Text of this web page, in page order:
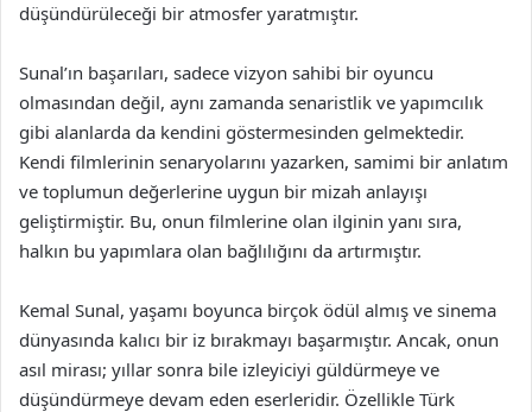
düşündürüleceği bir atmosfer yaratmıştır.
Sunal’ın başarıları, sadece vizyon sahibi bir oyuncu
olmasından değil, aynı zamanda senaristlik ve yapımcılık
gibi alanlarda da kendini göstermesinden gelmektedir.
Kendi filmlerinin senaryolarını yazarken, samimi bir anlatım
ve toplumun değerlerine uygun bir mizah anlayışı
geliştirmiştir. Bu, onun filmlerine olan ilginin yanı sıra,
halkın bu yapımlara olan bağlılığını da artırmıştır.
Kemal Sunal, yaşamı boyunca birçok ödül almış ve sinema
dünyasında kalıcı bir iz bırakmayı başarmıştır. Ancak, onun
asıl mirası; yıllar sonra bile izleyiciyi güldürmeye ve
düşündürmeye devam eden eserleridir. Özellikle Türk